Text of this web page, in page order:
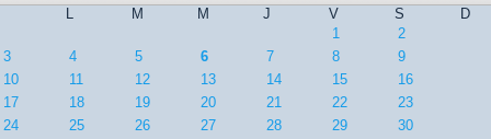
L
M M J V S
D
1
2
3
4 5 6 7 8
9
10
11 12 13 14 15
16
17
18 19 20 21 22
23
24
25 26 27 28 29 30